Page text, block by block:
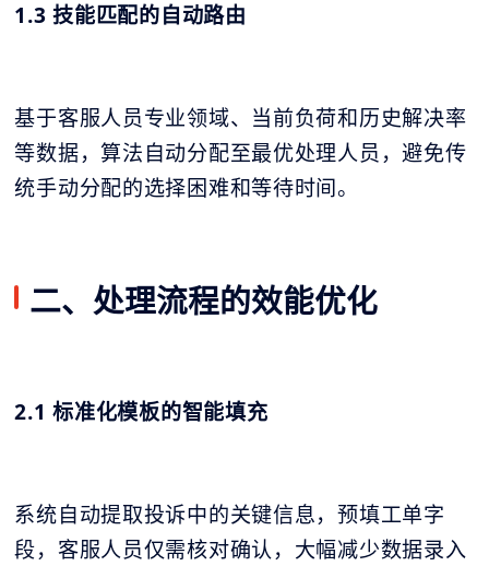
1.3 技能匹配的自动路由
基于客服人员专业领域、当前负荷和历史解决率
等数据，算法自动分配至最优处理人员，避免传
统手动分配的选择困难和等待时间。
二、处理流程的效能优化
2.1 标准化模板的智能填充
系统自动提取投诉中的关键信息，预填工单字
段，客服人员仅需核对确认，大幅减少数据录入